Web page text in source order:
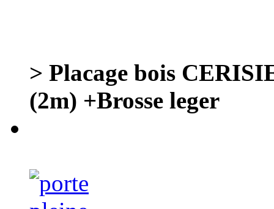
> Placage bois
(2m) +Brosse leger